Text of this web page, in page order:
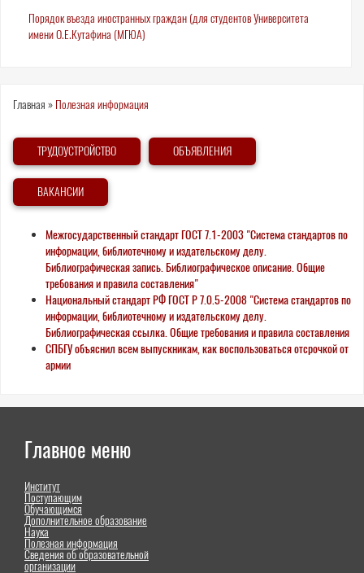
Порядок въезда иностранных граждан (для студентов Университета
имени О.Е.Кутафина (МГЮА)
Вы
здесь
Главная » Полезная информация
ТРУДОУСТРОЙСТВО ОБЪЯВЛЕНИЯ
ВАКАНСИИ
Межгосударственный стандарт ГОСТ 7.1-2003 "Система стандартов по
информации, библиотечному и издательскому делу.
Библиографическая запись. Библиографическое описание. Общие
требования и правила составления"
Национальный стандарт РФ ГОСТ Р 7.0.5-2008 "Система стандартов по
информации, библиотечному и издательскому делу.
Библиографическая ссылка. Общие требования и правила составления
СПБГУ объяснил всем выпускникам, как воспользоваться отсрочкой от
армии
Главное меню
Институт
Поступающим
Обучающимся
Дополнительное образование
Наука
Полезная информация
Сведения об образовательной
организации